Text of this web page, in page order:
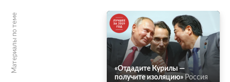
Материалы по теме
«Отдадите Курилы —
получите изоляцию» Россия